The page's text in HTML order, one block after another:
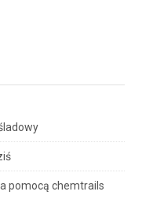
pomocą chemtrails